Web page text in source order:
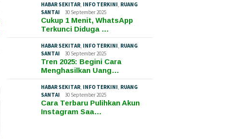
HABAR SEKITAR INFO TERKINI RUANG
SANTAI
30 September 2025
Cukup 1 Menit, WhatsApp
Terkunci Diduga …
HABAR SEKITAR INFO TERKINI RUANG
SANTAI
30 September 2025
Tren 2025: Begini Cara
Menghasilkan Uang…
HABAR SEKITAR INFO TERKINI RUANG
SANTAI
30 September 2025
Cara Terbaru Pulihkan Akun
Instagram Saa…